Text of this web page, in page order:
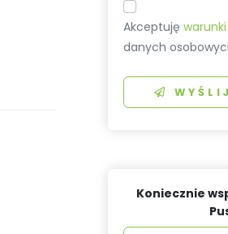
Akceptujęwarunki
danych
Koniecznie